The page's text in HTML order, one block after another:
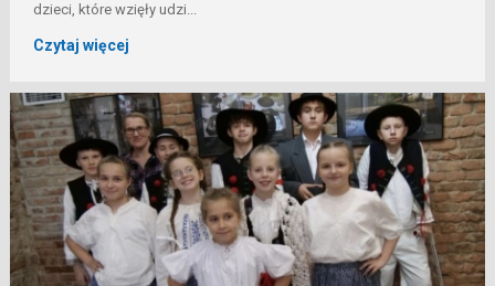
dzieci, które wzięły udzi...
Czytaj więcej